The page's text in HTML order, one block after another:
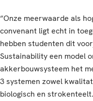
“Onze meerwaarde als
convenant ligt echt in
hebben studenten dit
Sustainability een model
akkerbouwsysteem het
3 systemen zowel
biologisch en